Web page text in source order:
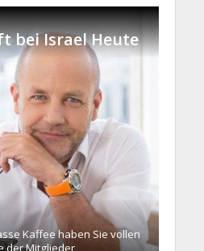
bei Israel Heute
Kaffee haben Sie vollen
der Mitglieder